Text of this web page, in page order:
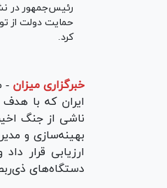
رئیس‌جمهور در
حمایت دولت از
کرد.
خبرگزاری میزان -
ایران که با
ناشی از جنگ
بهینه‌سازی و
ارزیابی قرار
دستگاه‌های